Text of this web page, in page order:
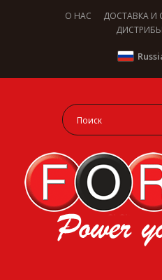
О НАС ДОСТАВКА И